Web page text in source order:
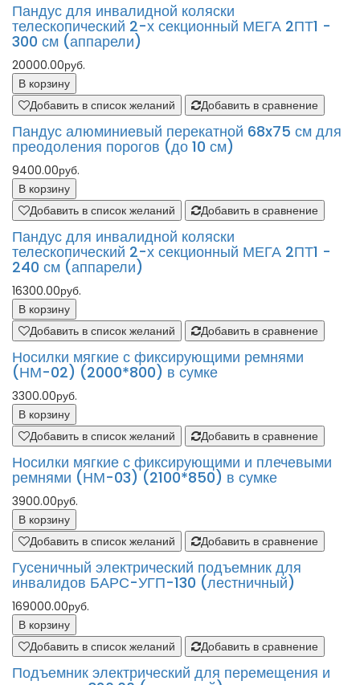
Пандус для инвалидной коляски
телескопический 2-х секционный МЕГА 2ПТ1 -
300 см (аппарели)
20000.00руб.
В корзину
Добавить в список желаний
Добавить в сравнение
Пандус алюминиевый перекатной 68x75 см для
преодоления порогов (до 10 см)
9400.00руб.
В корзину
Добавить в список желаний
Добавить в сравнение
Пандус для инвалидной коляски
телескопический 2-х секционный МЕГА 2ПТ1 -
240 см (аппарели)
16300.00руб.
В корзину
Добавить в список желаний
Добавить в сравнение
Носилки мягкие с фиксирующими ремнями
(НМ-02) (2000*800) в сумке
3300.00руб.
В корзину
Добавить в список желаний
Добавить в сравнение
Носилки мягкие с фиксирующими и плечевыми
ремнями (НМ-03) (2100*850) в сумке
3900.00руб.
В корзину
Добавить в список желаний
Добавить в сравнение
Гусеничный электрический подъемник для
инвалидов БАРС-УГП-130 (лестничный)
169000.00руб.
В корзину
Добавить в список желаний
Добавить в сравнение
Подъемник электрический для перемещения и